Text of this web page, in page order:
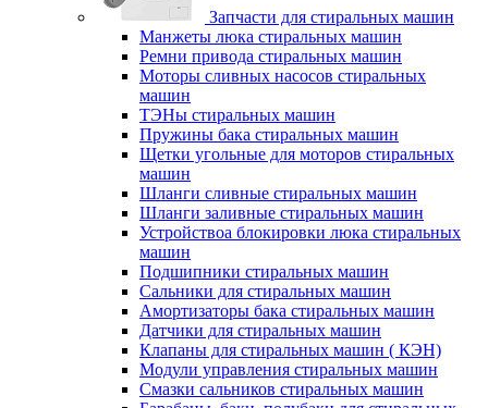
Запчасти для стиральных машин
Манжеты люка стиральных машин
Ремни привода стиральных машин
Моторы сливных насосов стиральных
машин
ТЭНы стиральных машин
Пружины бака стиральных машин
Щетки угольные для моторов стиральных
машин
Шланги сливные стиральных машин
Шланги заливные стиральных машин
Устройствоа блокировки люка стиральных
машин
Подшипники стиральных машин
Сальники для стиральных машин
Амортизаторы бака стиральных машин
Датчики для стиральных машин
Клапаны для стиральных машин ( КЭН)
Модули управления стиральных машин
Смазки сальников стиральных машин